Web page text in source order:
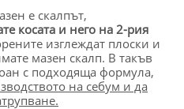
е скалпът,
косата и него на 2-рия
изглеждат плоски и
мазен скалп. В такъв
с подходяща формула,
на себум и да